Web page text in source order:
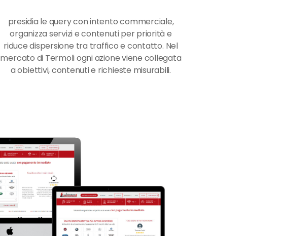
presidia le query con intento commerciale,
organizza servizi e contenuti per priorità e
riduce dispersione tra traffico e contatto. Nel
mercato di Termoli ogni azione viene collegata
a obiettivi, contenuti e richieste misurabili.